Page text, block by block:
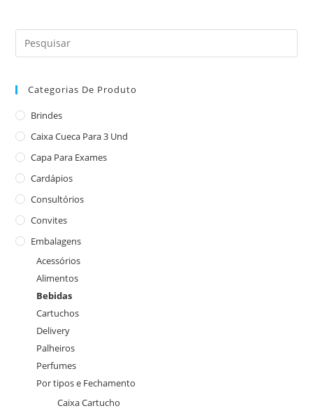
Categorias De Produto
Brindes
Caixa Cueca Para 3 Und
Capa Para Exames
Cardápios
Consultórios
Convites
Embalagens
Acessórios
Alimentos
Bebidas
Cartuchos
Delivery
Palheiros
Perfumes
Por tipos e Fechamento
Caixa Cartucho